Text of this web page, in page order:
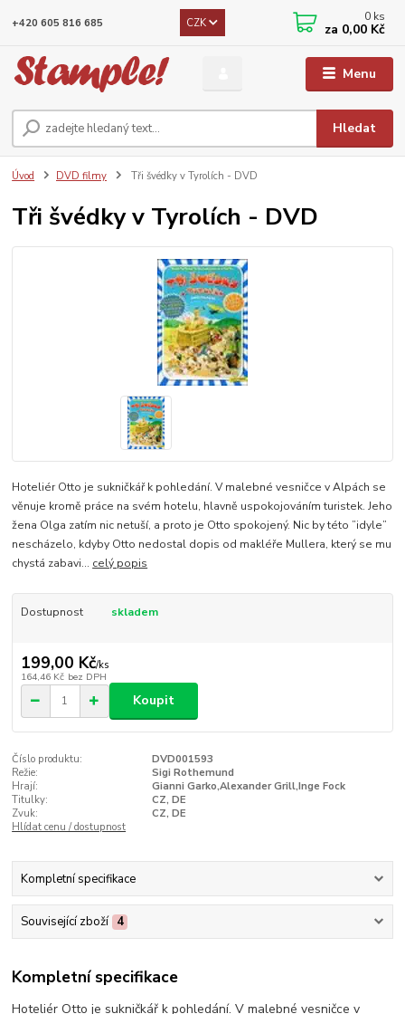
Menu
CZK
Hledat
+420 605 816 685 0 ks
za 0,00 Kč
Úvod DVD filmy Tři švédky v Tyrolích - DVD
Tři švédky v Tyrolích - DVD
Hoteliér Otto je sukničkář k pohledání. V malebné vesničce v Alpách se
věnuje kromě práce na svém hotelu, hlavně uspokojováním turistek. Jeho
žena Olga zatím nic netuší, a proto je Otto spokojený. Nic by této ”idyle”
nescházelo, kdyby Otto nedostal dopis od makléře Mullera, který se mu
chystá zabavi... celý popis
Dostupnost skladem
199,00 Kč/ks
164,46 Kč bez DPH
Koupit
Číslo produktu:
DVD001593
Režie:
Sigi Rothemund
Hrají:
Gianni Garko,Alexander Grill,Inge Fock
Titulky:
CZ, DE
Zvuk:
CZ, DE
Hlídat cenu / dostupnost
Kompletní specifikace
Související zboží 4
Kompletní specifikace
Hoteliér Otto je sukničkář k pohledání. V malebné vesničce v